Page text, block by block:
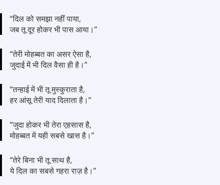
“दिल को समझा नहीं पाया,
जब तू दूर होकर भी पास आया।”
“तेरी मोहब्बत का असर ऐसा है,
जुदाई में भी दिल वैसा ही है।”
“तन्हाई में भी तू मुस्कुराता है,
हर आंसू तेरी याद दिलाता है।”
“जुदा होकर भी तेरा एहसास है,
मोहब्बत में यही सबसे खास है।”
“तेरे बिना भी तू साथ है,
ये दिल का सबसे गहरा राज़ है।”